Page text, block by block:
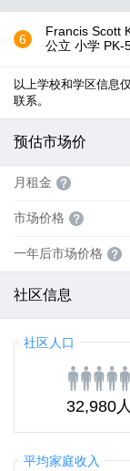
6
Francis Scott
公立 小学 PK-
以上学校和学区信息
联系。
预估市场价
月租金
市场价格
一年后市场价格
社区信息
社区人口
32,980人
平均家庭收入